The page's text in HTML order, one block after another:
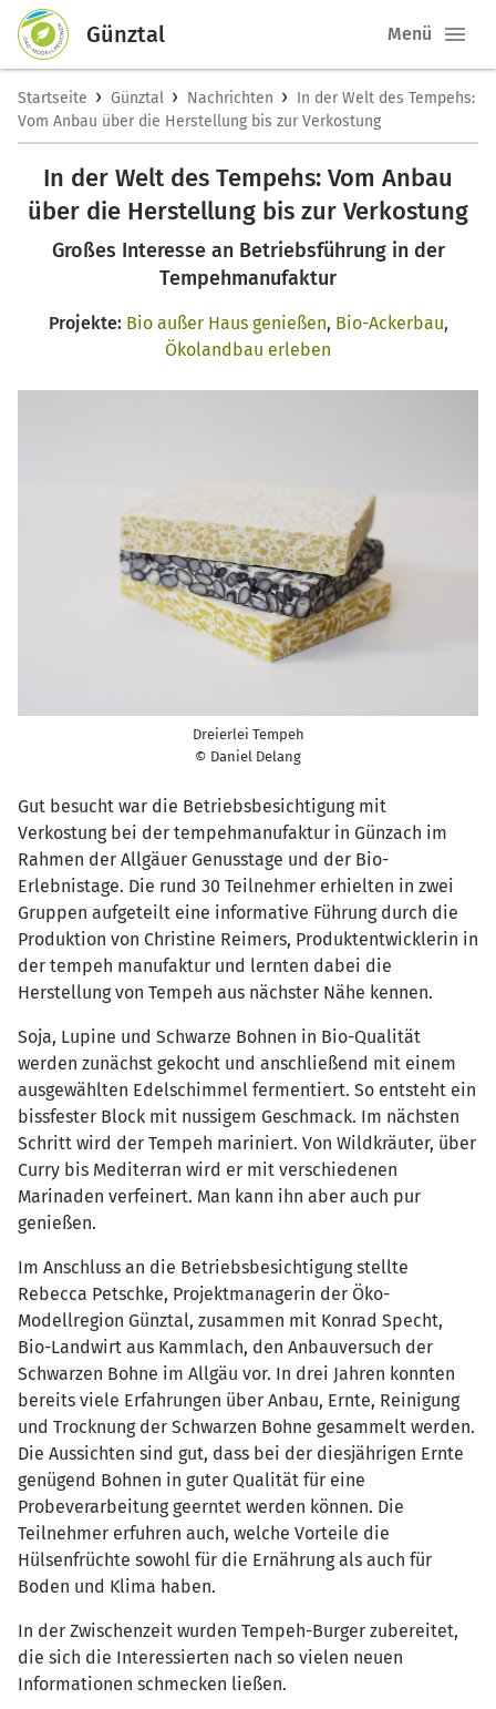
Günztal Menü
Startseite › Günztal › Nachrichten › In der Welt des Tempehs:
Vom Anbau über die Herstellung bis zur Verkostung
In der Welt des Tempehs: Vom Anbau
über die Herstellung bis zur Verkostung
Großes Interesse an Betriebsführung in der
Tempehmanufaktur
Projekte: Bio außer Haus genießen, Bio-Ackerbau,
Ökolandbau erleben
Dreierlei Tempeh
© Daniel Delang
Gut besucht war die Betriebsbesichtigung mit
Verkostung bei der tempehmanufaktur in Günzach im
Rahmen der Allgäuer Genusstage und der Bio-
Erlebnistage. Die rund 30 Teilnehmer erhielten in zwei
Gruppen aufgeteilt eine informative Führung durch die
Produktion von Christine Reimers, Produktentwicklerin in
der tempeh manufaktur und lernten dabei die
Herstellung von Tempeh aus nächster Nähe kennen.
Soja, Lupine und Schwarze Bohnen in Bio-Qualität
werden zunächst gekocht und anschließend mit einem
ausgewählten Edelschimmel fermentiert. So entsteht ein
bissfester Block mit nussigem Geschmack. Im nächsten
Schritt wird der Tempeh mariniert. Von Wildkräuter, über
Curry bis Mediterran wird er mit verschiedenen
Marinaden verfeinert. Man kann ihn aber auch pur
genießen.
Im Anschluss an die Betriebsbesichtigung stellte
Rebecca Petschke, Projektmanagerin der Öko-
Modellregion Günztal, zusammen mit Konrad Specht,
Bio-Landwirt aus Kammlach, den Anbauversuch der
Schwarzen Bohne im Allgäu vor. In drei Jahren konnten
bereits viele Erfahrungen über Anbau, Ernte, Reinigung
und Trocknung der Schwarzen Bohne gesammelt werden.
Die Aussichten sind gut, dass bei der diesjährigen Ernte
genügend Bohnen in guter Qualität für eine
Probeverarbeitung geerntet werden können. Die
Teilnehmer erfuhren auch, welche Vorteile die
Hülsenfrüchte sowohl für die Ernährung als auch für
Boden und Klima haben.
In der Zwischenzeit wurden Tempeh-Burger zubereitet,
die sich die Interessierten nach so vielen neuen
Informationen schmecken ließen.